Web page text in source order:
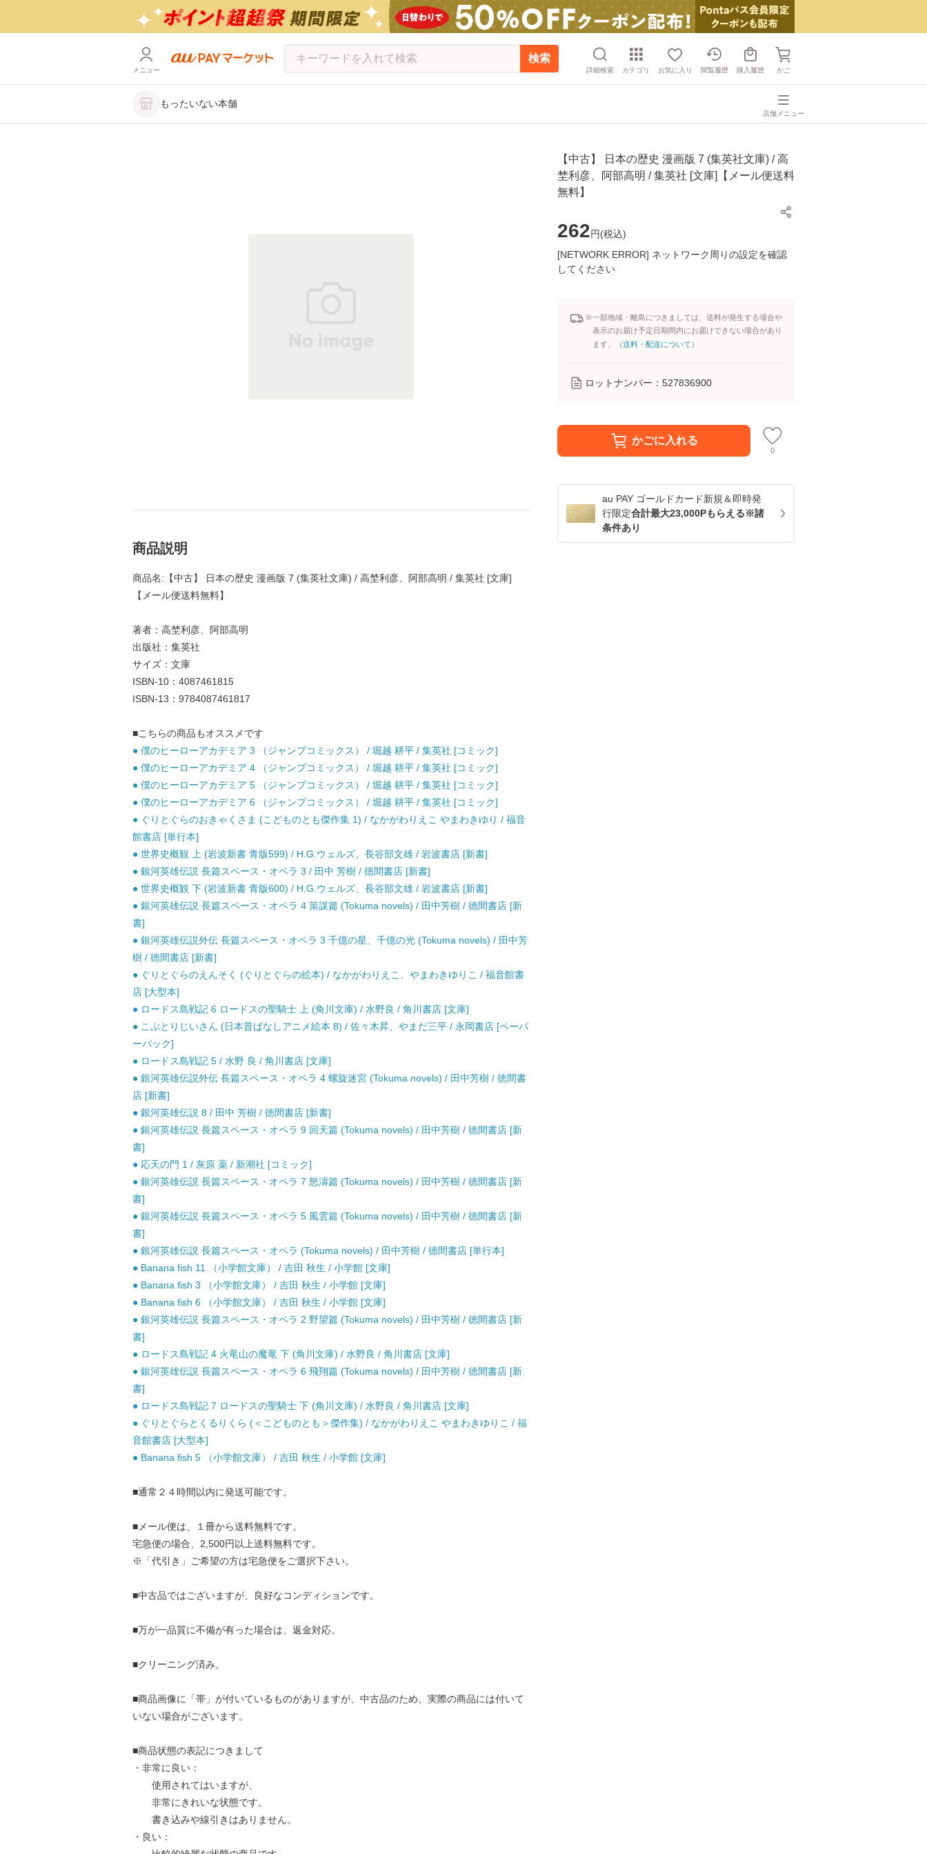
メニュー
検索
詳細検索 カテゴリ お気に入り 閲覧履歴 購入履歴 かご
もったいない本舗
店舗メニュー
【中古】 日本の歴史 漫画版 7 (集英社文庫) / 高
埜利彦、阿部高明 / 集英社 [文庫]【メール便送料
無料】
262円(税込)
[NETWORK ERROR] ネットワーク周りの設定を確認
してください
※一部地域・離島につきましては、送料が発生する場合や
表示のお届け予定日期間内にお届けできない場合があり
ます。（送料・配送について ）
ロットナンバー： 527836900
かごに入れる
0
au PAY ゴールドカード新規＆即時発
行限定合計最大23,000Pもらえる※諸
条件あり
商品説明
商品名:【中古】 日本の歴史 漫画版 7 (集英社文庫) / 高埜利彦、阿部高明 / 集英社 [文庫]
【メール便送料無料】
著者：高埜利彦、阿部高明
出版社：集英社
サイズ：文庫
ISBN-10：4087461815
ISBN-13：9784087461817
■こちらの商品もオススメです
● 僕のヒーローアカデミア 3 （ジャンプコミックス） / 堀越 耕平 / 集英社 [コミック]
● 僕のヒーローアカデミア 4 （ジャンプコミックス） / 堀越 耕平 / 集英社 [コミック]
● 僕のヒーローアカデミア 5 （ジャンプコミックス） / 堀越 耕平 / 集英社 [コミック]
● 僕のヒーローアカデミア 6 （ジャンプコミックス） / 堀越 耕平 / 集英社 [コミック]
● ぐりとぐらのおきゃくさま (こどものとも傑作集 1) / なかがわりえこ やまわきゆり / 福音
館書店 [単行本]
● 世界史概観 上 (岩波新書 青版599) / H.G.ウェルズ、長谷部文雄 / 岩波書店 [新書]
● 銀河英雄伝説 長篇スペース・オペラ 3 / 田中 芳樹 / 徳間書店 [新書]
● 世界史概観 下 (岩波新書 青版600) / H.G.ウェルズ、長谷部文雄 / 岩波書店 [新書]
● 銀河英雄伝説 長篇スペース・オペラ 4 策謀篇 (Tokuma novels) / 田中芳樹 / 徳間書店 [新
書]
● 銀河英雄伝説外伝 長篇スペース・オペラ 3 千億の星、千億の光 (Tokuma novels) / 田中芳
樹 / 徳間書店 [新書]
● ぐりとぐらのえんそく (ぐりとぐらの絵本) / なかがわりえこ、やまわきゆりこ / 福音館書
店 [大型本]
● ロードス島戦記 6 ロードスの聖騎士 上 (角川文庫) / 水野良 / 角川書店 [文庫]
● こぶとりじいさん (日本昔ばなしアニメ絵本 8) / 佐々木昇、やまだ三平 / 永岡書店 [ペーパ
ーバック]
● ロードス島戦記 5 / 水野 良 / 角川書店 [文庫]
● 銀河英雄伝説外伝 長篇スペース・オペラ 4 螺旋迷宮 (Tokuma novels) / 田中芳樹 / 徳間書
店 [新書]
● 銀河英雄伝説 8 / 田中 芳樹 / 徳間書店 [新書]
● 銀河英雄伝説 長篇スペース・オペラ 9 回天篇 (Tokuma novels) / 田中芳樹 / 徳間書店 [新
書]
● 応天の門 1 / 灰原 薬 / 新潮社 [コミック]
● 銀河英雄伝説 長篇スペース・オペラ 7 怒濤篇 (Tokuma novels) / 田中芳樹 / 徳間書店 [新
書]
● 銀河英雄伝説 長篇スペース・オペラ 5 風雲篇 (Tokuma novels) / 田中芳樹 / 徳間書店 [新
書]
● 銀河英雄伝説 長篇スペース・オペラ (Tokuma novels) / 田中芳樹 / 徳間書店 [単行本]
● Banana fish 11 （小学館文庫） / 吉田 秋生 / 小学館 [文庫]
● Banana fish 3 （小学館文庫） / 吉田 秋生 / 小学館 [文庫]
● Banana fish 6 （小学館文庫） / 吉田 秋生 / 小学館 [文庫]
● 銀河英雄伝説 長篇スペース・オペラ 2 野望篇 (Tokuma novels) / 田中芳樹 / 徳間書店 [新
書]
● ロードス島戦記 4 火竜山の魔竜 下 (角川文庫) / 水野良 / 角川書店 [文庫]
● 銀河英雄伝説 長篇スペース・オペラ 6 飛翔篇 (Tokuma novels) / 田中芳樹 / 徳間書店 [新
書]
● ロードス島戦記 7 ロードスの聖騎士 下 (角川文庫) / 水野良 / 角川書店 [文庫]
● ぐりとぐらとくるりくら (＜こどものとも＞傑作集) / なかがわりえこ やまわきゆりこ / 福
音館書店 [大型本]
● Banana fish 5 （小学館文庫） / 吉田 秋生 / 小学館 [文庫]
■通常２４時間以内に発送可能です。
■メール便は、１冊から送料無料です。
宅急便の場合、2,500円以上送料無料です。
※「代引き」ご希望の方は宅急便をご選択下さい。
■中古品ではございますが、良好なコンディションです。
■万が一品質に不備が有った場合は、返金対応。
■クリーニング済み。
■商品画像に「帯」が付いているものがありますが、中古品のため、実際の商品には付いて
いない場合がございます。
■商品状態の表記につきまして
・非常に良い：
使用されてはいますが、
非常にきれいな状態です。
書き込みや線引きはありません。
・良い：